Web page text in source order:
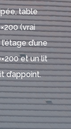
table
(vrai
d’une
et un lit
d’appoint.